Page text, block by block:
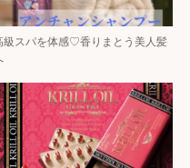
級スパを体感♡香りまとう美人髪